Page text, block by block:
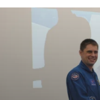
Недвижимость
Образование
Общество
Праздники
Происшествия